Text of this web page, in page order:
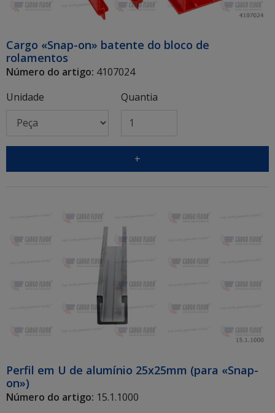
Cargo «Snap-on» batente do bloco de
rolamentos
Número do artigo: 4107024
Unidade
Quantia
+
Perfil em U de alumínio 25x25mm (para «Snap-
on»)
Número do artigo: 15.1.1000